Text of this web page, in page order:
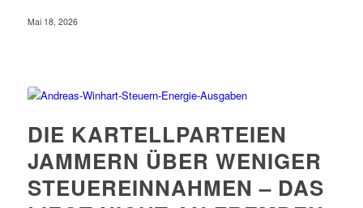
Mai 18, 2026
DIE KARTELLPARTEIEN
JAMMERN ÜBER WENIGER
STEUEREINNAHMEN – DAS